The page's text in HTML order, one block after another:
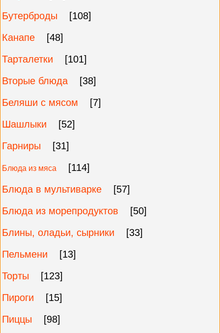
Бутерброды
[108]
Канапе
[48]
Тарталетки
[101]
Вторые блюда
[38]
Беляши с мясом
[7]
Шашлыки
[52]
Гарниры
[31]
Блюда из мяса
[114]
Блюда в мультиварке
[57]
Блюда из морепродуктов
[50]
Блины, оладьи, сырники
[33]
Пельмени
[13]
Торты
[123]
Пироги
[15]
Пиццы
[98]